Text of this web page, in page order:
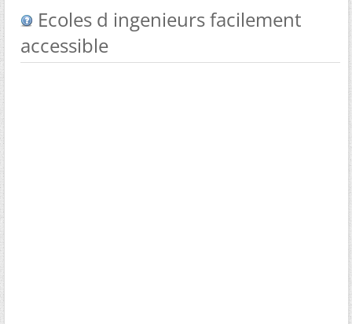
Ecoles d ingenieurs facilement
accessible